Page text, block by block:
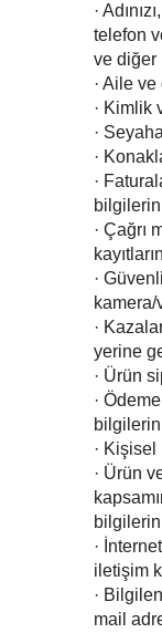
·
telefon
ve diğer
· Aile
· Kimlik
·
·
·
· Çağrı
·
kamera/
·
yerine
· Ürün
·
·
· Ürün
·
iletişim
·
mail